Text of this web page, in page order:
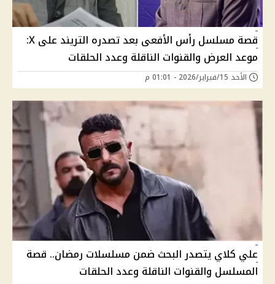
قصة مسلسل رأس الأفعى بعد تصدره التريند على X:
موعد العرض والقنوات الناقلة وعدد الحلقات
الأحد 15/فبراير/2026 - 01:01 م
علي كلاي يتصدر البحث ضمن مسلسلات رمضان.. قصة
المسلسل والقنوات الناقلة وعدد الحلقات